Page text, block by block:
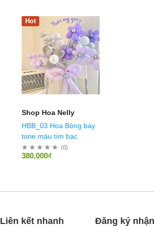
Hot
Shop Hoa Nelly
HBB_03 Hoa Bóng bay
tone màu tím bạc
(0)
380,000₫
Liên kết nhanh Đăng ký